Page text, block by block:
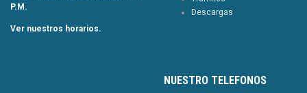
P.M.
Ver nuestros horarios.
Descargas
NUESTRO TELEFONOS